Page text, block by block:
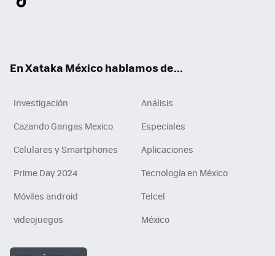
En Xataka México hablamos de...
Investigación
Análisis
Cazando Gangas Mexico
Especiales
Celulares y Smartphones
Aplicaciones
Prime Day 2024
Tecnología en México
Móviles android
Telcel
videojuegos
México